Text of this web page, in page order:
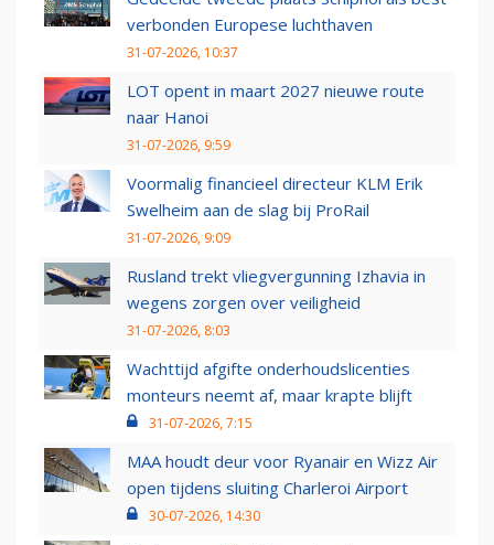
verbonden Europese luchthaven
31-07-2026, 10:37
LOT opent in maart 2027 nieuwe route
naar Hanoi
31-07-2026, 9:59
Voormalig financieel directeur KLM Erik
Swelheim aan de slag bij ProRail
31-07-2026, 9:09
Rusland trekt vliegvergunning Izhavia in
wegens zorgen over veiligheid
31-07-2026, 8:03
Wachttijd afgifte onderhoudslicenties
monteurs neemt af, maar krapte blijft
31-07-2026, 7:15
MAA houdt deur voor Ryanair en Wizz Air
open tijdens sluiting Charleroi Airport
30-07-2026, 14:30